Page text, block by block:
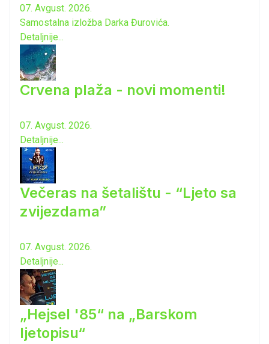
07. Avgust. 2026.
Samostalna izložba Darka Đurovića.
Detaljnije...
Crvena plaža - novi momenti!
07. Avgust. 2026.
Detaljnije...
Večeras na šetalištu - “Ljeto sa
zvijezdama”
07. Avgust. 2026.
Detaljnije...
„Hejsel '85“ na „Barskom
ljetopisu“